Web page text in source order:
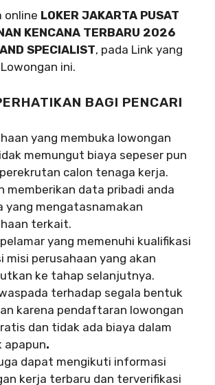
online LOKER JAKARTA PUSAT
KENCANA TERBARU 2026
SPECIALIST, pada Link yang
ini.
BAGI PENCARI
yang membuka lowongan
memungut biaya sepeser pun
calon tenaga kerja.
memberikan data pribadi anda
yang mengatasnamakan
terkait.
yang memenuhi kualifikasi
misi perusahaan yang akan
ke tahap selanjutnya.
terhadap segala bentuk
karena pendaftaran lowongan
dan tidak ada biaya dalam
apapun.
dapat mengikuti informasi
kerja terbaru dan terverifikasi